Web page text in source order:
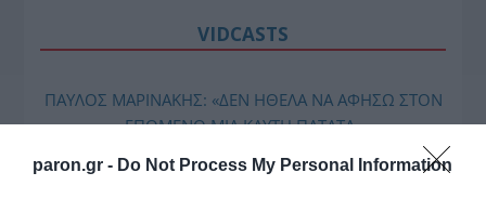
paron.gr - Do Not Process My Personal Information
VIDCASTS
ΠΑΥΛΟΣ ΜΑΡΙΝΑΚΗΣ: «ΔΕΝ ΗΘΕΛΑ ΝΑ ΑΦΗΣΩ ΣΤΟΝ
ΕΠΟΜΕΝΟ ΜΙΑ ΚΑΥΤΗ ΠΑΤΑΤΑ»
Ο κυβερνητικός εκπρόσωπος,